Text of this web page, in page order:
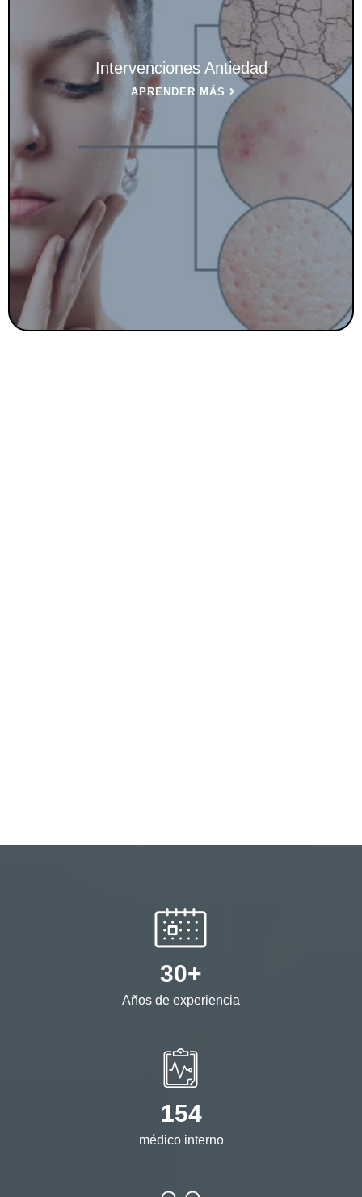
Intervenciones Antiedad
APRENDER MÁS
30+
Años de experiencia
154
médico interno